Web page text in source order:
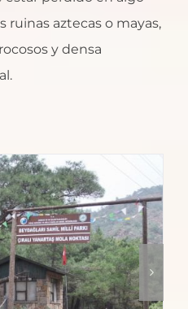
ruinas aztecas o mayas,
y densa